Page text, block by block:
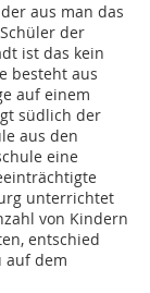
aus man das
der
ist das kein
besteht aus
auf einem
südlich der
aus den
eine
unterrichtet
von Kindern
entschied
auf dem